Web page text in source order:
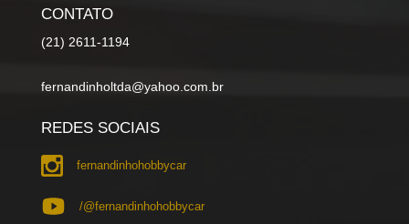
CONTATO
(21) 2611-1194
fernandinholtda@yahoo.com.br
REDES SOCIAIS
fernandinhohobbycar
/@fernandinhohobbycar